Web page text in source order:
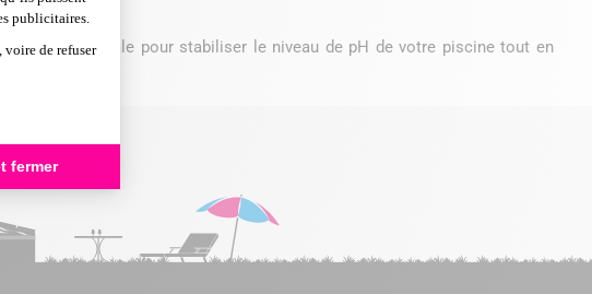
solution idéale pour stabiliser le niveau de pH de votre piscine tout en